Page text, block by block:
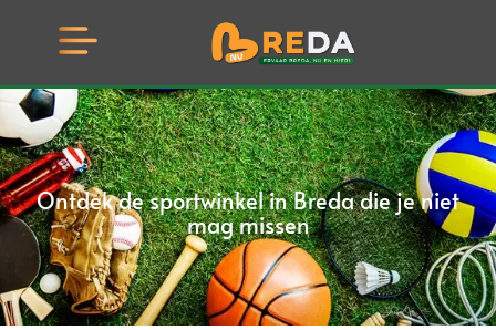
Ontdek de sportwinkel in Breda die je niet
mag missen